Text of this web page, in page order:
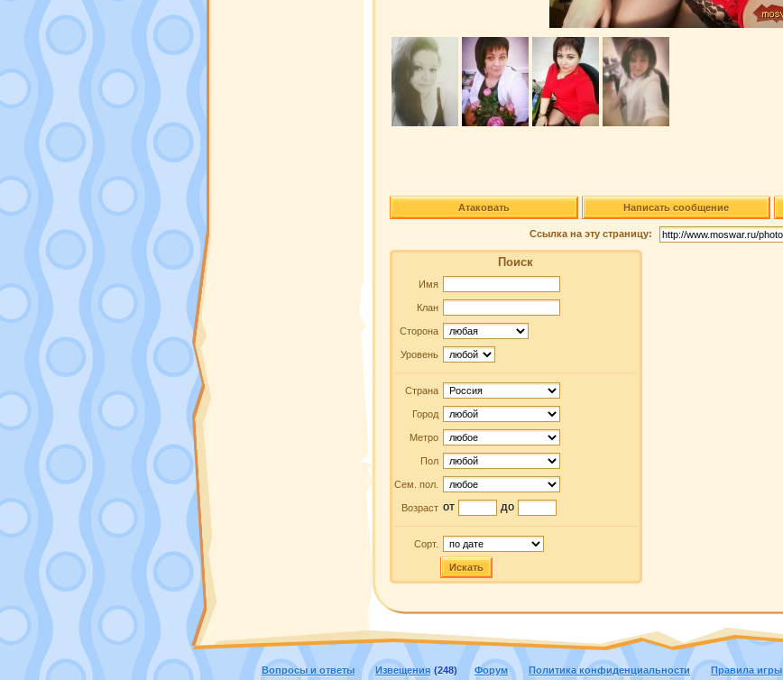
Атаковать Написать сообщение
Ссылка на эту страницу:
Поиск
Имя
Клан
Сторона
Уровень
Страна
Город
Метро
Пол
Сем. пол.
Возраст от до
Сорт.
Искать
Вопросы и ответы Извещения (248) Форум Политика конфиденциальности Правила игры